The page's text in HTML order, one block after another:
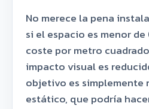
No merece la pena
si el espacio es menor de
coste por metro
impacto visual es
objetivo es simplemente
estático, que podría